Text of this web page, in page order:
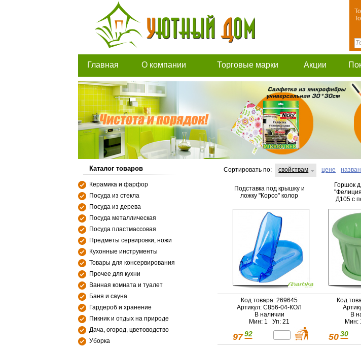
Главная О компании Торговые марки Акции
Каталог товаров
Керамика и фарфор
Посуда из стекла
Посуда из дерева
Посуда металлическая
Посуда пластмассовая
Предметы сервировки, ножи
Кухонные инструменты
Товары для консервирования
Прочее для кухни
Ванная комната и туалет
Баня и сауна
Гардероб и хранение
Пикник и отдых на природе
Дача, огород, цветоводство
Уборка
Сортировать по: свойствам цене
Подставка под крышку и
ложку "Корсо" колор
Код товара: 269645
Артикул: C856-04-КОЛ
В наличии
Мин: 1 Уп: 21
97 92
Горшок
Д105 с
Код
В
Мин:
50 30